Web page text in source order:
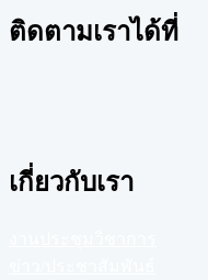
ติดตามเราได้ที่
เกี่ยวกับเรา